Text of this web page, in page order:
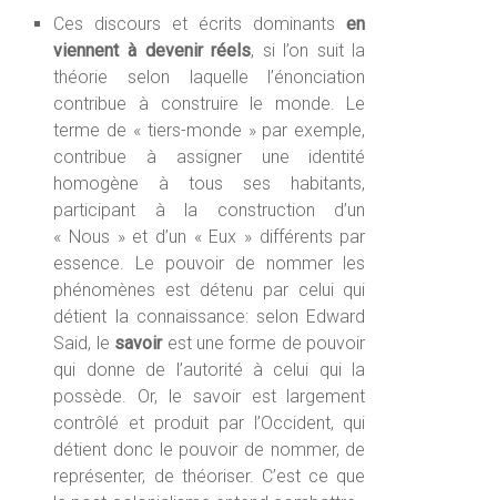
Ces discours et écrits dominantsen
viennent à devenir réels, si l’on suit la
théorie selon laquelle l’énonciation
contribue à construire le monde. Le
terme de « tiers-monde » par exemple,
contribue à assigner une identité
homogène à tous ses habitants,
participant à la construction d’un
« Nous » et d’un « Eux » différents par
essence. Le pouvoir de nommer les
phénomènes est détenu par celui qui
détient la connaissance: selon Edward
Said, le savoirest une forme de pouvoir
qui donne de l’autorité à celui qui la
possède. Or, le savoir est largement
contrôlé et produit par l’Occident, qui
détient donc le pouvoir de nommer, de
représenter, de théoriser. C’est ce que